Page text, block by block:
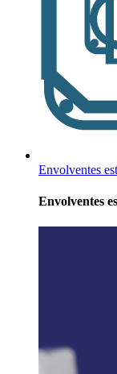
Envolventes
Envolventes